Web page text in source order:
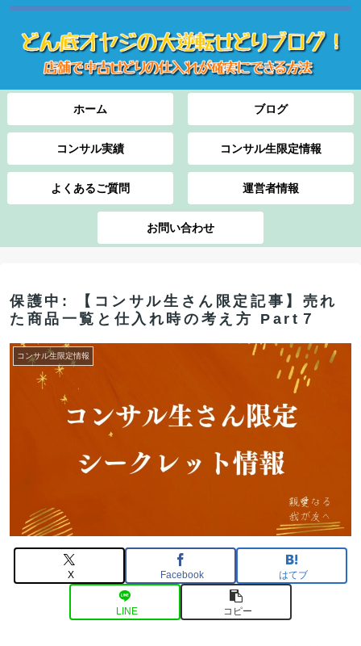
ホーム ブログ
コンサル実績 コンサル生限定情報
よくあるご質問 運営者情報
お問い合わせ
保護中: 【コンサル生さん限定記事】売れ
た商品一覧と仕入れ時の考え方 Part７
コンサル生限定情報
X Facebook はてブ
LINE コピー